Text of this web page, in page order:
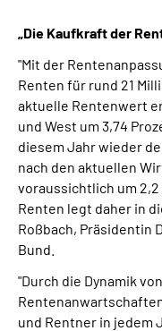
Leichte Sprache
Suche
„Die Kaufkraft der
"Mit der
Renten für rund 21
aktuelle Rentenwert
und West um 3,74
diesem Jahr wieder
nach den aktuellen
voraussichtlich um
Renten legt daher in
Roßbach, Präsidentin
Bund.
"Durch die Dynamik
und Rentner in jedem